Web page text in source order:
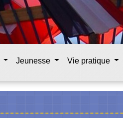
Jeunesse Vie pratique